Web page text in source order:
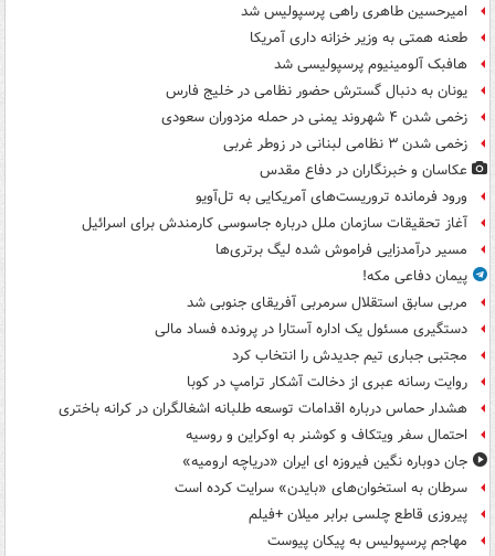
امیرحسین طاهری راهی پرسپولیس شد
طعنه همتی به وزیر خزانه داری آمریکا
هافبک آلومینیوم پرسپولیسی شد
یونان به دنبال گسترش حضور نظامی در خلیج فارس
زخمی شدن ۴ شهروند یمنی در حمله مزدوران سعودی
زخمی شدن ۳ نظامی لبنانی در زوطر غربی
عکاسان و خبرنگاران در دفاع مقدس
ورود فرمانده تروریست‌های آمریکایی به تل‌آویو
آغاز تحقیقات سازمان ملل درباره جاسوسی کارمندش برای اسرائیل
مسیر درآمدزایی فراموش شده لیگ برتری‌ها
پیمان دفاعی مکه!
مربی سابق استقلال سرمربی آفریقای جنوبی شد
دستگیری مسئول یک اداره آستارا در پرونده فساد مالی
مجتبی جباری تیم جدیدش را انتخاب کرد
روایت رسانه عبری از دخالت آشکار ترامپ در کوبا
هشدار حماس درباره اقدامات توسعه طلبانه اشغالگران در کرانه باختری
احتمال سفر ویتکاف و کوشنر به اوکراین و روسیه
جان دوباره نگین فیروزه ای ایران «دریاچه ارومیه»
سرطان به استخوان‌های «بایدن» سرایت کرده است
پیروزی قاطع چلسی برابر میلان +فیلم
مهاجم پرسپولیس به پیکان پیوست